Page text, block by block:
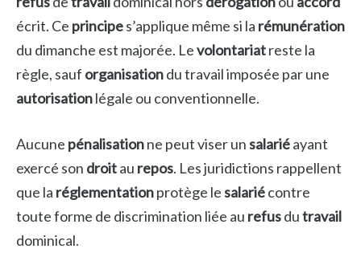
écrit. Ce principes’applique même si la rémunération
du dimanche est majorée. Levolontariatreste la
règle, sauf organisationdu travail imposée par une
autorisationlégale ou conventionnelle.
Aucune pénalisationne peut viser unsalariéayant
exercé son droitau repos. Les juridictions rappellent
que la réglementationprotège lesalariécontre
toute forme de discrimination liée au refusdutravail
dominical.